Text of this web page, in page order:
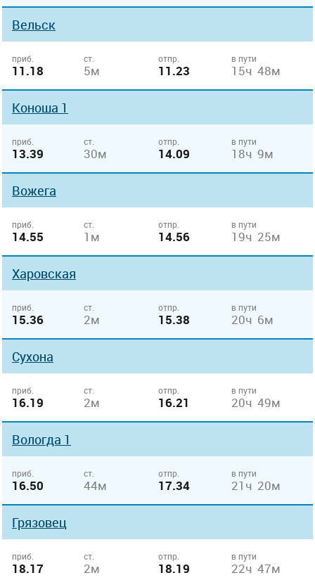
Вельск
приб.
11.18
ст.
5м
отпр.
11.23
в пути
15ч 48м
Коноша 1
приб.
13.39
ст.
30м
отпр.
14.09
в пути
18ч 9м
Вожега
приб.
14.55
ст.
1м
отпр.
14.56
в пути
19ч 25м
Харовская
приб.
15.36
ст.
2м
отпр.
15.38
в пути
20ч 6м
Сухона
приб.
16.19
ст.
2м
отпр.
16.21
в пути
20ч 49м
Вологда 1
приб.
16.50
ст.
44м
отпр.
17.34
в пути
21ч 20м
Грязовец
приб.
18.17
ст.
2м
отпр.
18.19
в пути
22ч 47м